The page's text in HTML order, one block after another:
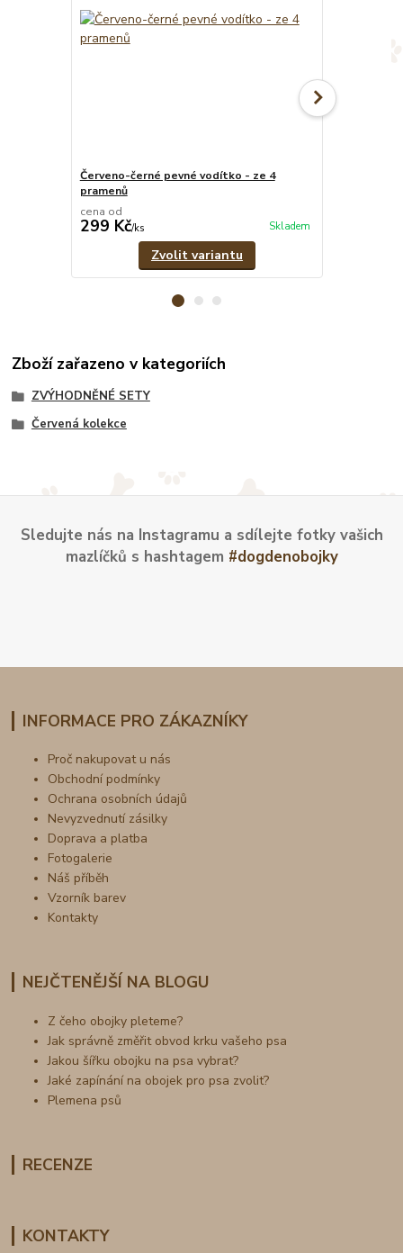
Červeno-černé pevné vodítko - ze 4
pramenů
cena od
299 Kč/ks Skladem
Zvolit variantu
Zboží zařazeno v kategoriích
ZVÝHODNĚNÉ SETY
Červená kolekce
Sledujte nás na Instagramu a sdílejte fotky vašich
mazlíčků s hashtagem #dogdenobojky
INFORMACE PRO ZÁKAZNÍKY
Proč nakupovat u nás
Obchodní podmínky
Ochrana osobních údajů
Nevyzvednutí zásilky
Doprava a platba
Fotogalerie
Náš příběh
Vzorník barev
Kontakty
NEJČTENĚJŠÍ NA BLOGU
Z čeho obojky pleteme?
Jak správně změřit obvod krku vašeho psa
Jakou šířku obojku na psa vybrat?
Jaké zapínání na obojek pro psa zvolit?
Plemena psů
RECENZE
KONTAKTY